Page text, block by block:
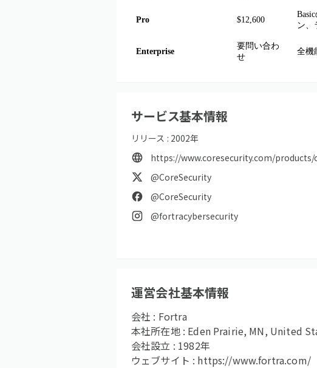
Pro $12,600
ン、
Enterprise
要問い合わ
せ
全機
サービス基本情報
リリース : 2002年
https://www.coresecurity.com/
@CoreSecurity
@CoreSecurity
@fortracybersecurity
運営会社基本情報
会社 : Fortra
本社所在地 : Eden Prairie, MN, United
会社設立 : 1982年
ウェブサイト : https://www.fortra.com/